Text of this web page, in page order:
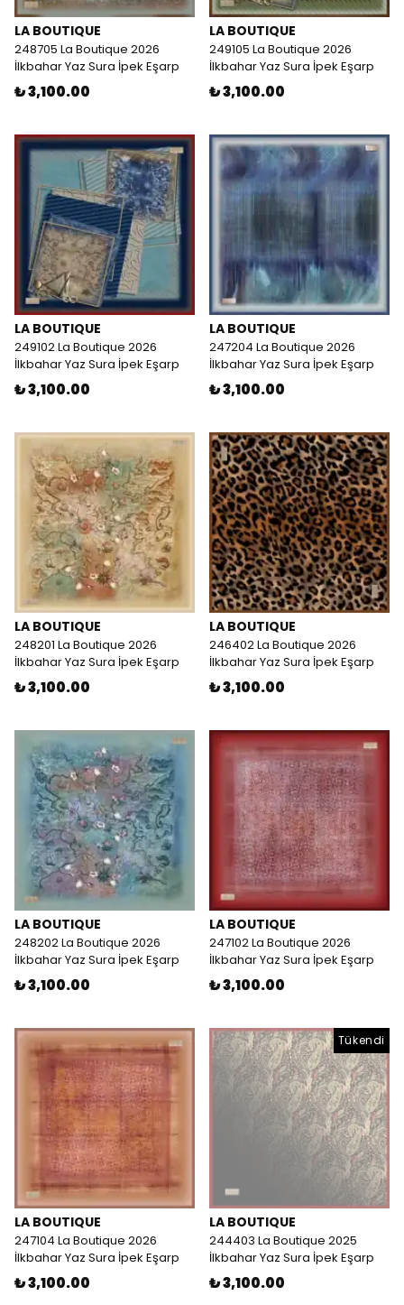
LA BOUTIQUE
248705 La Boutique 2026
İlkbahar Yaz Sura İpek Eşarp
₺ 3,100.00
LA BOUTIQUE
249105 La Boutique 2026
İlkbahar Yaz Sura İpek Eşarp
₺ 3,100.00
LA BOUTIQUE
249102 La Boutique 2026
İlkbahar Yaz Sura İpek Eşarp
₺ 3,100.00
LA BOUTIQUE
247204 La Boutique 2026
İlkbahar Yaz Sura İpek Eşarp
₺ 3,100.00
LA BOUTIQUE
248201 La Boutique 2026
İlkbahar Yaz Sura İpek Eşarp
₺ 3,100.00
LA BOUTIQUE
246402 La Boutique 2026
İlkbahar Yaz Sura İpek Eşarp
₺ 3,100.00
LA BOUTIQUE
248202 La Boutique 2026
İlkbahar Yaz Sura İpek Eşarp
₺ 3,100.00
LA BOUTIQUE
247102 La Boutique 2026
İlkbahar Yaz Sura İpek Eşarp
₺ 3,100.00
LA BOUTIQUE
247104 La Boutique 2026
İlkbahar Yaz Sura İpek Eşarp
₺ 3,100.00
Tükendi
LA BOUTIQUE
244403 La Boutique 2025
İlkbahar Yaz Sura İpek Eşarp
₺ 3,100.00